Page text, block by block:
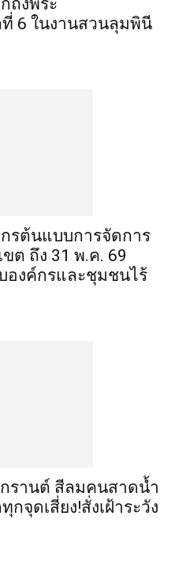
ถึงพระ
6 ในงานสวนลุมพินี
รต้นแบบการจัดการ
ต ถึง 31 พ.ค. 69
องค์กรและชุมชนไร้
รานต์ สีลมคนสาดน้ำ
จุดเสี่ยง!สั่งเฝ้าระวัง